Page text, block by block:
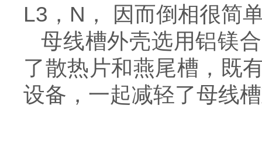
L3，N， 因而倒相很简
母线槽外壳选用铝镁
了散热片和燕尾槽，既
设备，一起减轻了母线